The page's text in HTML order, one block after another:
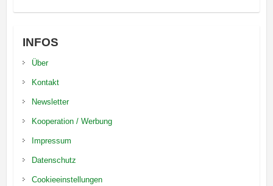
INFOS
Über
Kontakt
Newsletter
Kooperation / Werbung
Impressum
Datenschutz
Cookieeinstellungen